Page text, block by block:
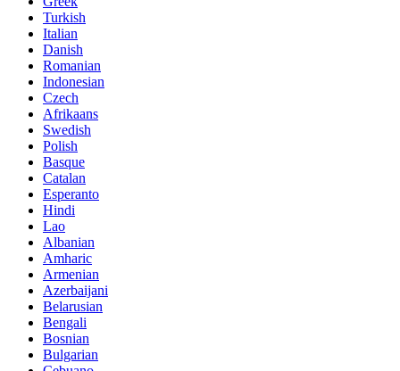
Turkish
Italian
Danish
Romanian
Indonesian
Czech
Afrikaans
Swedish
Polish
Basque
Catalan
Esperanto
Hindi
Lao
Albanian
Amharic
Armenian
Azerbaijani
Belarusian
Bengali
Bosnian
Bulgarian